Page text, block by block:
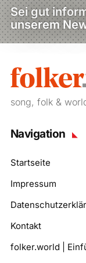
Sei gut
unserem
song, folk &
Navigation
Startseite
Impressum
Kontakt
folker.world |